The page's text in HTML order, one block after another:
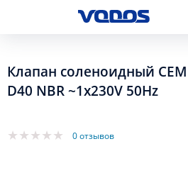
Клапан соленоидный
D40 NBR ~1x230V 50Hz
0 отзывов